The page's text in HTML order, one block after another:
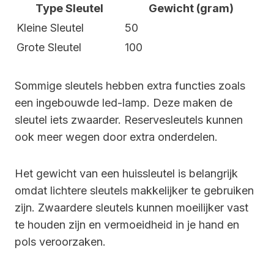
Type Sleutel
Gewicht (gram)
Kleine Sleutel
50
Grote Sleutel
100
Sommige sleutels hebben extra functies zoals
een ingebouwde led-lamp. Deze maken de
sleutel iets zwaarder. Reservesleutels kunnen
ook meer wegen door extra onderdelen.
Het gewicht van een huissleutel is belangrijk
omdat lichtere sleutels makkelijker te gebruiken
zijn. Zwaardere sleutels kunnen moeilijker vast
te houden zijn en vermoeidheid in je hand en
pols veroorzaken.